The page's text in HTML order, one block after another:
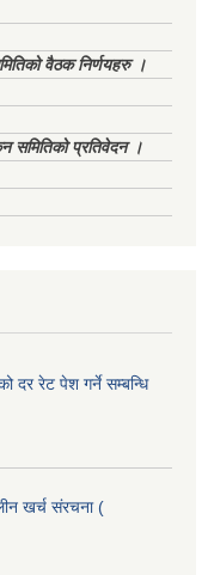
वैठक निर्णयहरु ।
समितिको प्रतिवेदन ।
दर रेट पेश गर्ने सम्बन्धि
खर्च संरचना (